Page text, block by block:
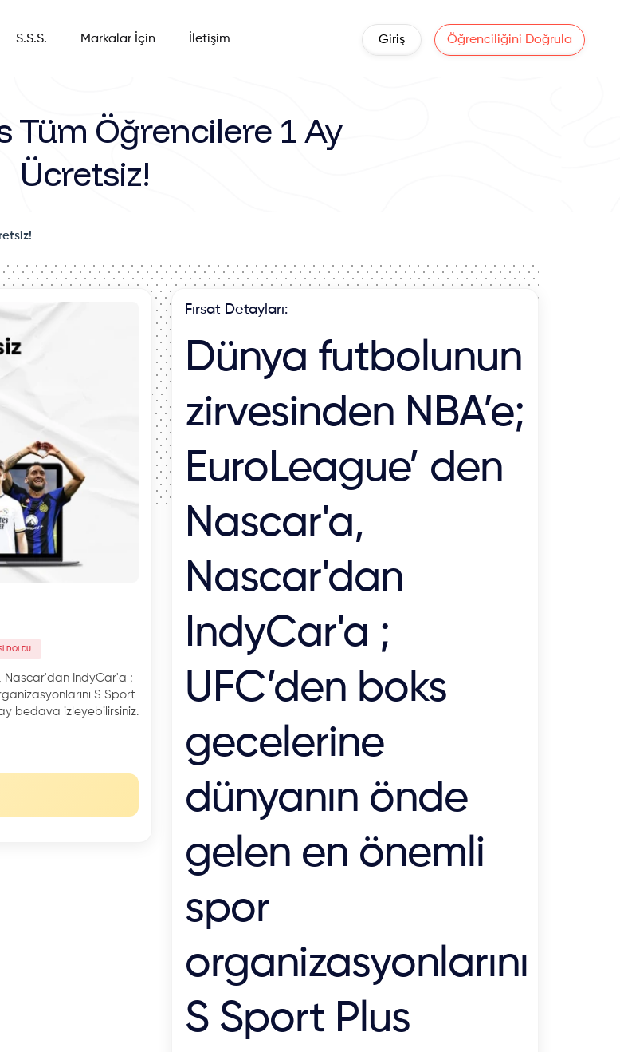
Giriş Öğrenciliğini Doğrula
S.S.S. Markalar İçin İletişim
Tüm Öğrencilere 1 Ay
Ücretsiz!
DOLDU
Nascar'dan IndyCar'a ;
S Sport
bedava izleyebilirsiniz.
Fırsat Detayları:
Dünya futbolunun
zirvesinden NBA’e;
EuroLeague’ den
Nascar'a,
Nascar'dan
IndyCar'a ;
UFC’den boks
gecelerine
dünyanın önde
gelen en önemli
spor
organizasyonlarını
S Sport Plus